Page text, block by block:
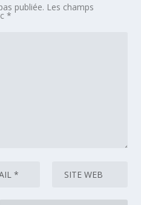
publiée. Les champs
*